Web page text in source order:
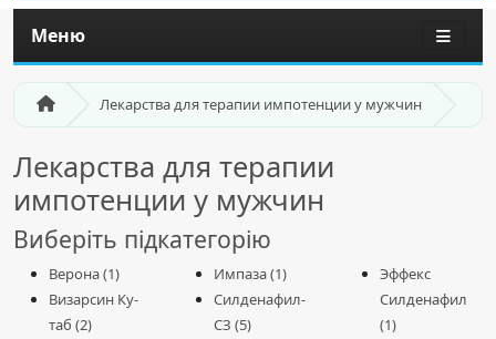
Меню
Лекарства для терапии импотенции у мужчин
Лекарства для терапии
импотенции у мужчин
Виберіть підкатегорію
Верона (1)
Визарсин Ку-
таб (2)
Импаза (1)
Силденафил-
СЗ (5)
Эффекс
Силденафил
(1)